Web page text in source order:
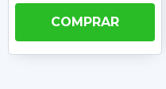
COMPRAR